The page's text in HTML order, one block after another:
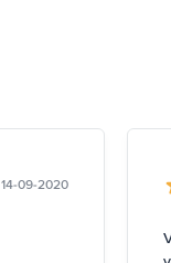
14-09-2020